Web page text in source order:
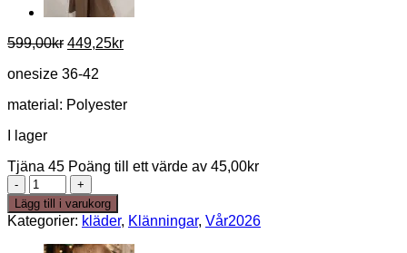
599,00kr Det
priset
599,00kr.
449,25krDet
449,25kr.
onesize 36-42
material: Polyester
I lager
Tjäna 45 Poäng till ett värde av 45,00kr
Sarah
dress
Jeansblå
mängd
Lägg till i varukorg
Kategorier: kläder, Klänningar, Vår2026